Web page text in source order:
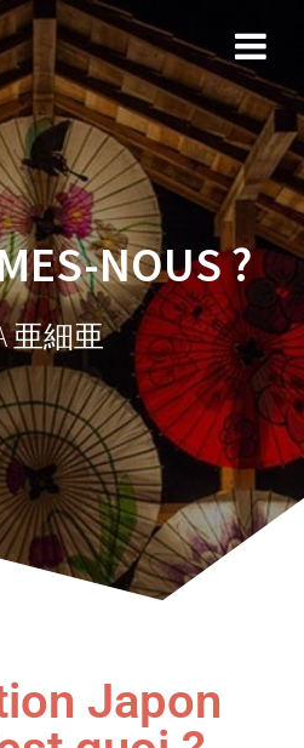
NOUS ?
亜細亜
Japon